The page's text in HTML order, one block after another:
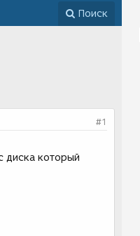
Поиск
#1
диска который